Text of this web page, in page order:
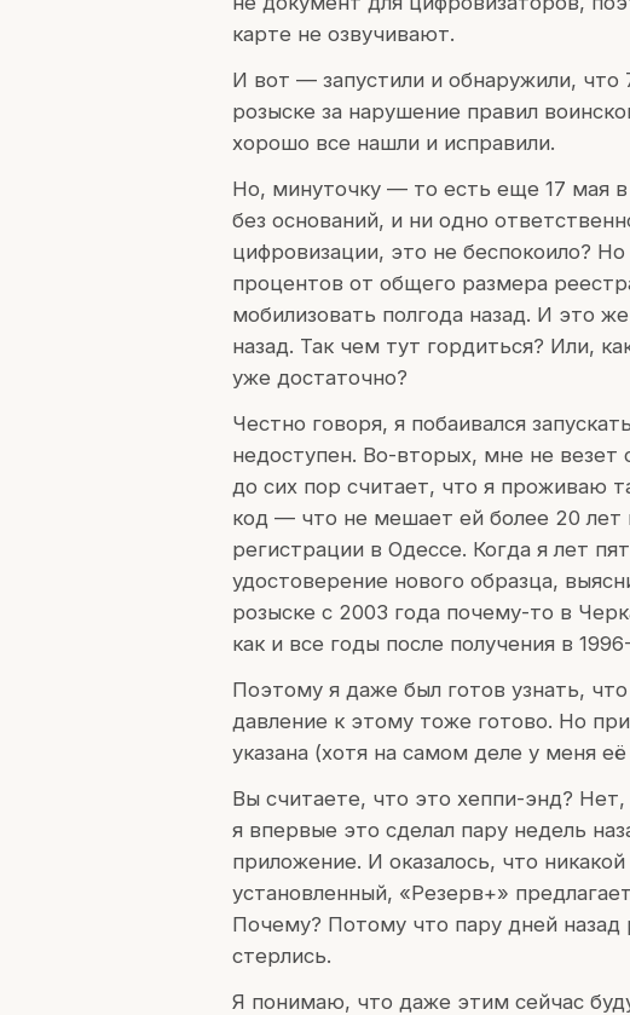
карте не озвучивают.
И вот — запустили и обнаружили, что
розыске за нарушение правил
хорошо все нашли и исправили.
Но, минуточку — то есть еще 17 мая в
без оснований, и ни одно
цифровизации, это не беспокоило?
процентов от общего размера
мобилизовать полгода назад. И это
назад. Так чем тут гордиться? Или,
уже достаточно?
Честно говоря, я побаивался
недоступен. Во-вторых, мне не везет
до сих пор считает, что я проживаю
код — что не мешает ей более 20 лет
регистрации в Одессе. Когда я лет
удостоверение нового образца,
розыске с 2003 года почему-то в
как и все годы после получения в
Поэтому я даже был готов узнать,
давление к этому тоже готово. Но
указана (хотя на самом деле у меня её
Вы считаете, что это хеппи-энд?
я впервые это сделал пару недель
приложение. И оказалось, что
установленный, «Резерв+»
Почему? Потому что пару дней назад
стерлись.
Я понимаю, что даже этим сейчас